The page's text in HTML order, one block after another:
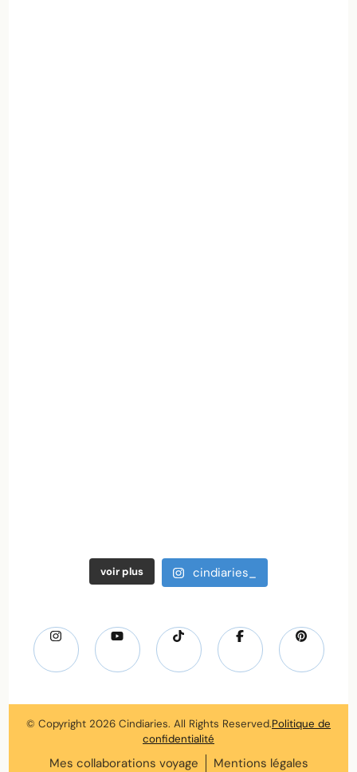
voir plus cindiaries_
© Copyright 2026 Cindiaries. All Rights Reserved.Politique de
confidentialité
Mes collaborations voyage Mentions légales